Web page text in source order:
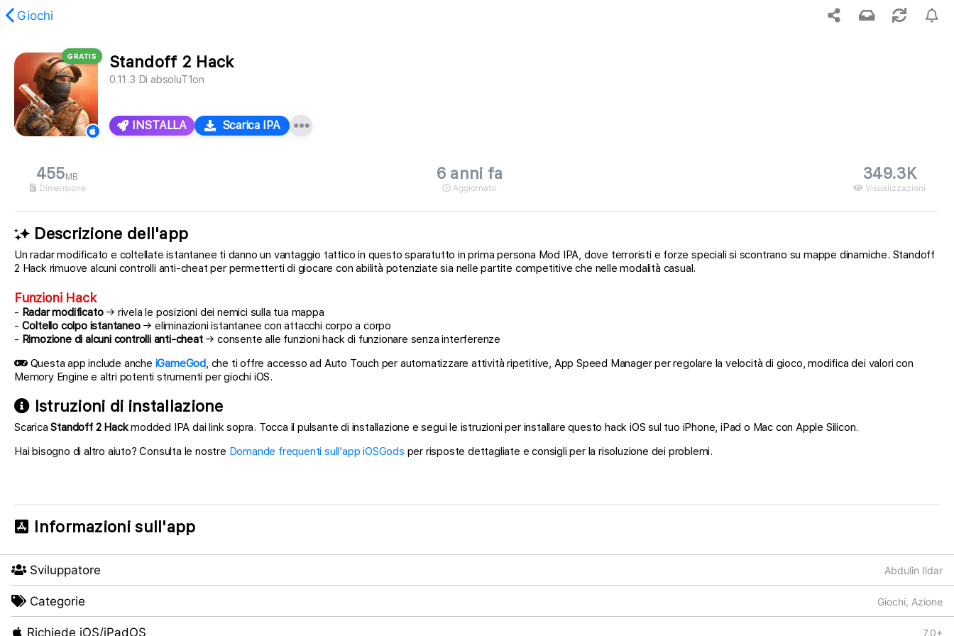
Giochi
trovato.
GRATIS Standoff 2 Hack
0.11.3 Di absoluT1on
INSTALLA Scarica IPA
455 MB
Dimensione
6 anni fa
Aggiornato
349.3K
Visualizzazioni
Descrizione dell'app
Un radar modificato e coltellate istantanee ti danno un vantaggio tattico in questo sparatutto in prima persona Mod IPA, dove terroristi e forze speciali si scontrano su mappe dinamiche. Standoff
2 Hack rimuove alcuni controlli anti-cheat per permetterti di giocare con abilità potenziate sia nelle partite competitive che nelle modalità casual.
Funzioni Hack
- Radar modificato→ rivela le posizioni dei nemici sulla tua mappa
- Coltello colpo istantaneo→ eliminazioni istantanee con attacchi corpo a corpo
- Rimozione di alcuni controlli anti-cheat→ consente alle funzioni hack di funzionare senza interferenze
Questa app include anche iGameGod, che ti offre accesso ad Auto Touch per automatizzare attività ripetitive, App Speed Manager per regolare la velocità di gioco, modifica dei valori con
Memory Engine e altri potenti strumenti per giochi iOS.
Istruzioni di installazione
ScaricaStandoff 2 Hackmodded IPA dai link sopra. Tocca il pulsante di installazione e segui le istruzioni per installare questo hack iOS sul tuo iPhone, iPad o Mac con Apple Silicon.
Hai bisogno di altro aiuto? Consulta le nostre Domande frequenti sull'app iOSGods per risposte dettagliate e consigli per la risoluzione dei problemi.
Informazioni sull'app
Sviluppatore Abdulin Ildar
Categorie Giochi, Azione
Richiede iOS/iPadOS 7.0+